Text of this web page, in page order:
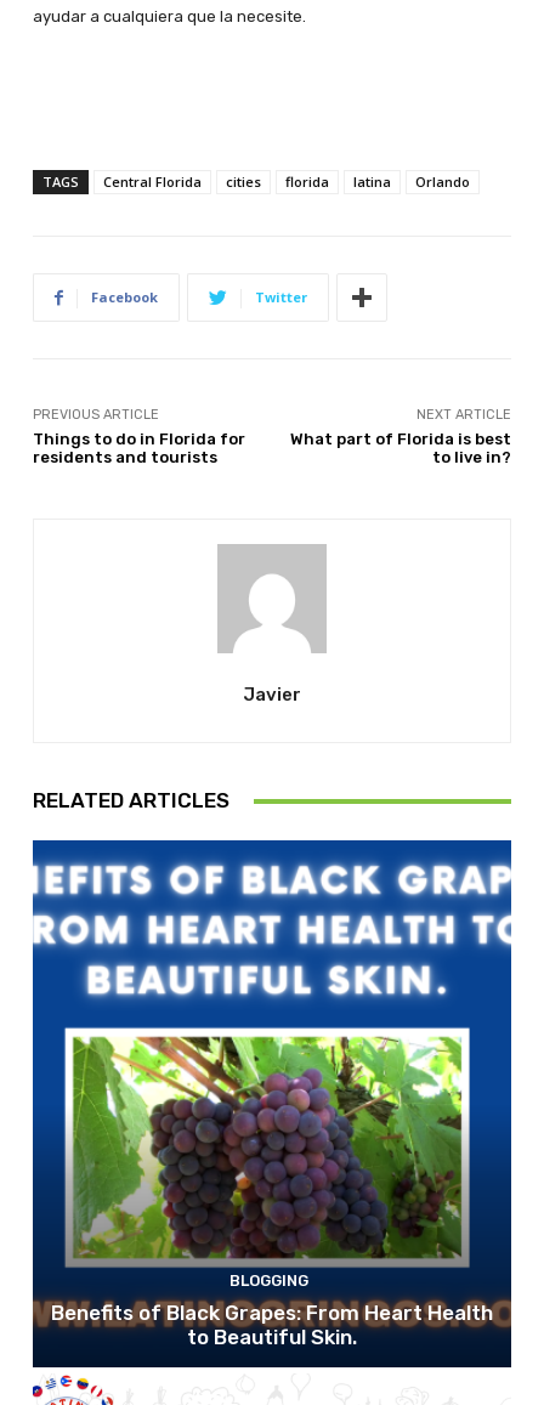
ayudar a cualquiera que la necesite.
TAGS Central Florida cities florida latina Orlando
Facebook Twitter
PREVIOUS ARTICLE
Things to do in Florida for
residents and tourists
NEXT ARTICLE
What part of Florida is best
to live in?
Javier
RELATED ARTICLES
BLOGGING
Benefits of Black Grapes: From Heart Health
to Beautiful Skin.